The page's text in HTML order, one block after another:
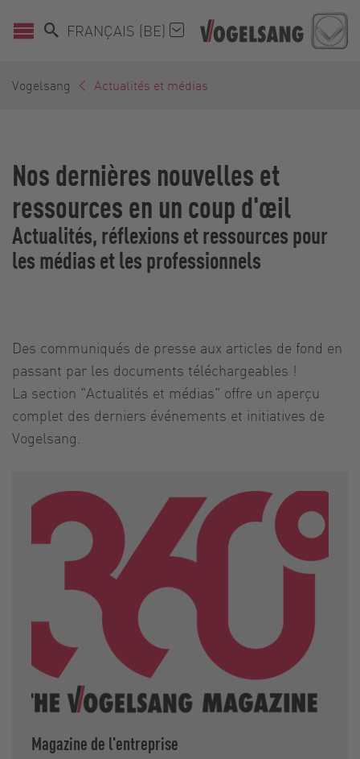
FRANÇAIS (BE)
Vogelsang Actualités et médias
Nos dernières nouvelles et
ressources en un coup d'œil
Actualités, réflexions et ressources pour
les médias et les professionnels
Des communiqués de presse aux articles de fond en
passant par les documents téléchargeables !
La section "Actualités et médias" offre un aperçu
complet des derniers événements et initiatives de
Vogelsang.
Magazine de l'entreprise